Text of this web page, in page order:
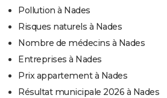
Pollution à Nades
Risques naturels à Nades
Nombre de médecins à Nades
Entreprises à Nades
Prix appartement à Nades
Résultat municipale 2026 à Nades